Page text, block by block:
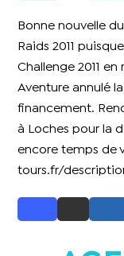
Bonne nouvelle
Raids 2011
Challenge 2011
Aventure annulé
financement.
à Loches pour la
encore temps de
tours.fr/